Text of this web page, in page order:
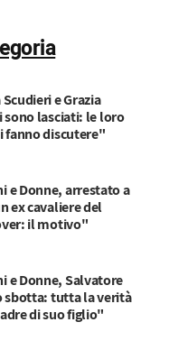
e Grazia
sono lasciati: le loro
fanno discutere"
e Donne, arrestato a
ex cavaliere del
il motivo"
e Donne, Salvatore
sbotta: tutta la verità
di suo figlio"